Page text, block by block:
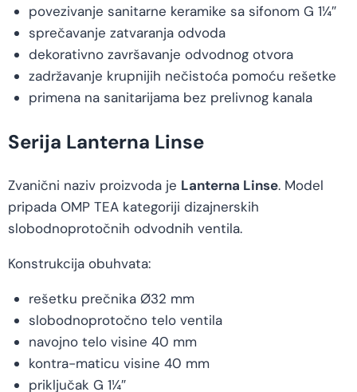
povezivanje sanitarne keramike sa sifonom G 1¼″
sprečavanje zatvaranja odvoda
dekorativno završavanje odvodnog otvora
zadržavanje krupnijih nečistoća pomoću rešetke
primena na sanitarijama bez prelivnog kanala
Serija Lanterna Linse
Zvanični naziv proizvoda je Lanterna Linse. Model
pripada OMP TEA kategoriji dizajnerskih
slobodnoprotočnih odvodnih ventila.
Konstrukcija obuhvata:
rešetku prečnika Ø32 mm
slobodnoprotočno telo ventila
navojno telo visine 40 mm
kontra-maticu visine 40 mm
priključak G 1¼″